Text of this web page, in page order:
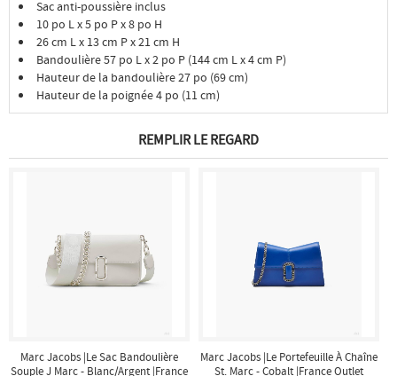
Sac anti-poussière inclus
10 po L x 5 po P x 8 po H
26 cm L x 13 cm P x 21 cm H
Bandoulière 57 po L x 2 po P (144 cm L x 4 cm P)
Hauteur de la bandoulière 27 po (69 cm)
Hauteur de la poignée 4 po (11 cm)
REMPLIR LE REGARD
Marc Jacobs |Le Sac Bandoulière
Souple J Marc - Blanc/Argent |France
Marc Jacobs |Le Portefeuille À Chaîne
St. Marc - Cobalt |France Outlet